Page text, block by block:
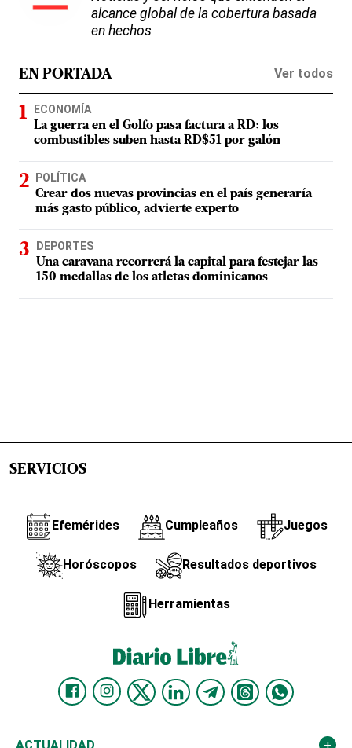
alcance global de la cobertura basada
en hechos
EN PORTADA Ver todos
ECONOMÍA
La guerra en el Golfo pasa factura a RD: los
combustibles suben hasta RD$51 por galón
POLÍTICA
Crear dos nuevas provincias en el país generaría
más gasto público, advierte experto
DEPORTES
Una caravana recorrerá la capital para festejar las
150 medallas de los atletas dominicanos
SERVICIOS
Efemérides Cumpleaños Juegos
Horóscopos Resultados deportivos
Herramientas